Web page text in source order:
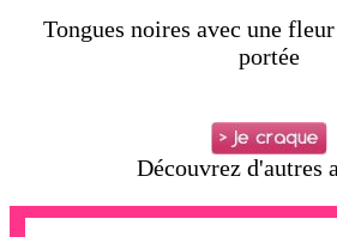
Tongues noires avec une
portée
Découvrez d'autres